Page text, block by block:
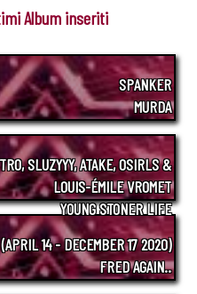
Album inseriti
SPANKER
MURDA
SLUZYYY, ATAKE, OSIRLS &
LOUIS-ÉMILE VROMET
YOUNG STONER LIFE
14 - DECEMBER 17 2020)
FRED AGAIN..